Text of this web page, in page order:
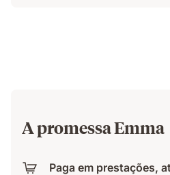
A promessa Emma
Paga em prestações,